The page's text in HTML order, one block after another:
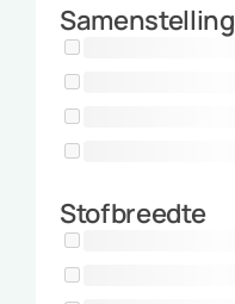
Samenstelling
Stofbreedte